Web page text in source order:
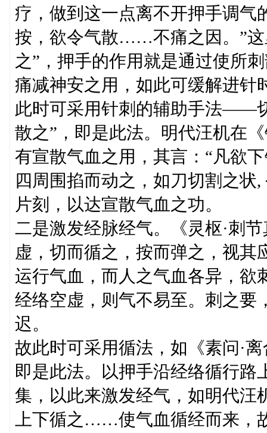
疗，做到这一点离不开押手调气
按，欲令气散……不痛之因。”这
之”，押手的作用就是通过使所
痛减神安之用，如此可缓解进针
此时可采用针刺的辅助手法——
散之”，即是此法。明代汪机在
有宣散气血之用，其言：“凡欲
四周围掐而动之，如刀切割之状
片刻，以达宣散气血之功。
二是激发经脉经气。《灵枢·刺
虚，切而循之，按而弹之，视其
运行气血，而人之气血各异，欲
经络空虚，则气不易至。刺之要
迟。
故此时可采用循法，如《素问·
即是此法。以押手沿经络循行路
集，以此来激发经气，如明代汪
上下循之……使气血循经而来，